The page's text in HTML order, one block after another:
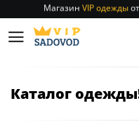
Отправление
Магазин
Каталог